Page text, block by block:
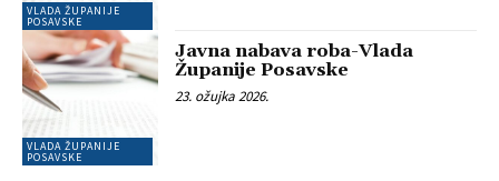
VLADA ŽUPANIJE
POSAVSKE
VLADA ŽUPANIJE
POSAVSKE
Javna nabava roba-Vlada
Županije Posavske
23. ožujka 2026.